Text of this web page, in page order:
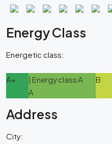
Energy Class
Energetic class:
A+
| Energy class A
A
B
Address
City: